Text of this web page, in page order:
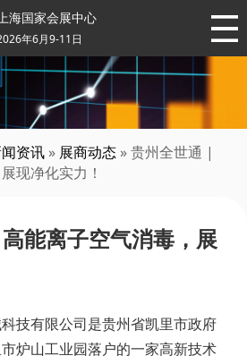
海国家会展中心
年6月9-11日
资讯 » 展商动态 » 贵州全世通 |
现净化实力！
能离子空气消毒，展
技有限公司是贵州省凯里市政府
炉山工业园落户的一家高新技术